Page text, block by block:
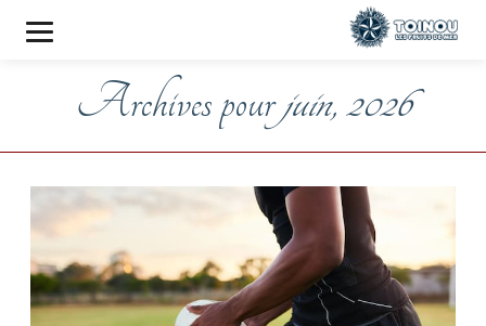
Archives pourjuin, 2026